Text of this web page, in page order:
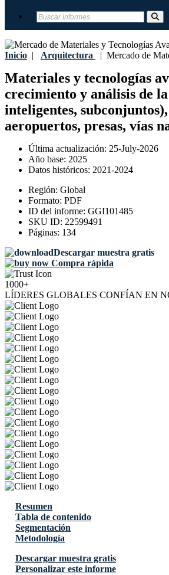
Inicio | Arquitectura | Mercado de
Materiales y tecnologías
crecimiento y análisis de
inteligentes,
aeropuertos, presas, vías
Última actualización: 25-July-2026
Año base: 2025
Datos históricos: 2021-2024
Región: Global
Formato: PDF
ID del informe: GGI101485
SKU ID: 22599491
Páginas: 134
Descargar muestra gratis
Compra rápida
1000+
LÍDERES GLOBALES CONFÍAN EN
Resumen
Tabla de contenido
Segmentación
Metodología
Descargar muestra gratis
Personalizar este informe